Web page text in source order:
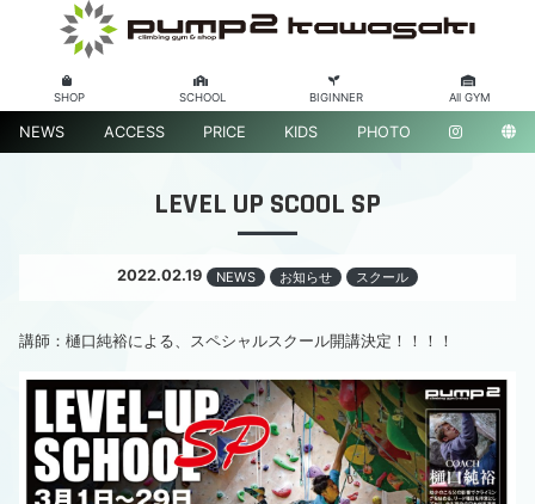
SHOP SCHOOL BIGINNER All GYM
NEWS ACCESS PRICE KIDS PHOTO
LEVEL UP SCOOL SP
2022.02.19 NEWS お知らせ スクール
講師：樋口純裕による、スペシャルスクール開講決定！！！！